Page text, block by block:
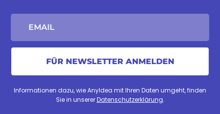
Informationen dazu, wie AnyIdea mit Ihren Daten umgeht, finden
Sie in unsererDatenschutzerklärung.